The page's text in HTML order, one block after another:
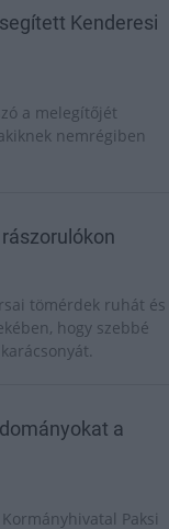
Kenderesi
a melegítőjét
nemrégiben
tömérdek ruhát és
hogy szebbé
a
Paksi